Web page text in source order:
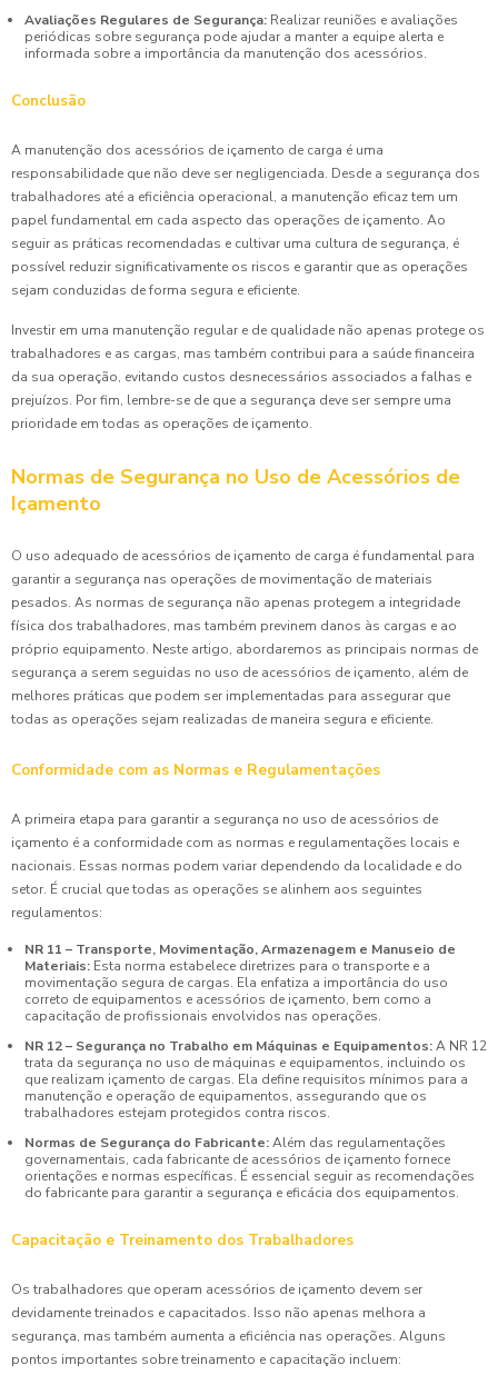
Avaliações Regulares de Segurança: Realizar reuniões e avaliações
periódicas sobre segurança pode ajudar a manter a equipe alerta e
informada sobre a importância da manutenção dos acessórios.
Conclusão
A manutenção dos acessórios de içamento de carga é uma
responsabilidade que não deve ser negligenciada. Desde a segurança dos
trabalhadores até a eficiência operacional, a manutenção eficaz tem um
papel fundamental em cada aspecto das operações de içamento. Ao
seguir as práticas recomendadas e cultivar uma cultura de segurança, é
possível reduzir significativamente os riscos e garantir que as operações
sejam conduzidas de forma segura e eficiente.
Investir em uma manutenção regular e de qualidade não apenas protege os
trabalhadores e as cargas, mas também contribui para a saúde financeira
da sua operação, evitando custos desnecessários associados a falhas e
prejuízos. Por fim, lembre-se de que a segurança deve ser sempre uma
prioridade em todas as operações de içamento.
Normas de Segurança no Uso de Acessórios de
Içamento
O uso adequado de acessórios de içamento de carga é fundamental para
garantir a segurança nas operações de movimentação de materiais
pesados. As normas de segurança não apenas protegem a integridade
física dos trabalhadores, mas também previnem danos às cargas e ao
próprio equipamento. Neste artigo, abordaremos as principais normas de
segurança a serem seguidas no uso de acessórios de içamento, além de
melhores práticas que podem ser implementadas para assegurar que
todas as operações sejam realizadas de maneira segura e eficiente.
Conformidade com as Normas e Regulamentações
A primeira etapa para garantir a segurança no uso de acessórios de
içamento é a conformidade com as normas e regulamentações locais e
nacionais. Essas normas podem variar dependendo da localidade e do
setor. É crucial que todas as operações se alinhem aos seguintes
regulamentos:
NR 11 – Transporte, Movimentação, Armazenagem e Manuseio de
Materiais: Esta norma estabelece diretrizes para o transporte e a
movimentação segura de cargas. Ela enfatiza a importância do uso
correto de equipamentos e acessórios de içamento, bem como a
capacitação de profissionais envolvidos nas operações.
NR 12 – Segurança no Trabalho em Máquinas e Equipamentos:A NR 12
trata da segurança no uso de máquinas e equipamentos, incluindo os
que realizam içamento de cargas. Ela define requisitos mínimos para a
manutenção e operação de equipamentos, assegurando que os
trabalhadores estejam protegidos contra riscos.
Normas de Segurança do Fabricante:Além das regulamentações
governamentais, cada fabricante de acessórios de içamento fornece
orientações e normas específicas. É essencial seguir as recomendações
do fabricante para garantir a segurança e eficácia dos equipamentos.
Capacitação e Treinamento dos Trabalhadores
Os trabalhadores que operam acessórios de içamento devem ser
devidamente treinados e capacitados. Isso não apenas melhora a
segurança, mas também aumenta a eficiência nas operações. Alguns
pontos importantes sobre treinamento e capacitação incluem: